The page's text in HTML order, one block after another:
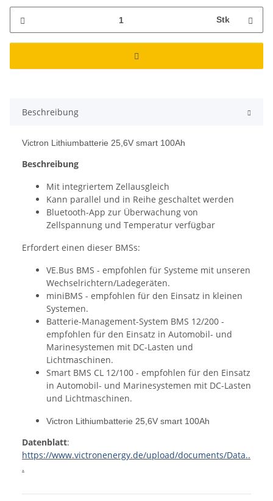
Stk
Beschreibung
Victron Lithiumbatterie 25,6V smart 100Ah
Beschreibung
Mit integriertem Zellausgleich
Kann parallel und in Reihe geschaltet werden
Bluetooth-App zur Überwachung von
Zellspannung und Temperatur verfügbar
Erfordert einen dieser BMSs:
VE.Bus BMS - empfohlen für Systeme mit unseren
Wechselrichtern/Ladegeräten.
miniBMS - empfohlen für den Einsatz in kleinen
Systemen.
Batterie-Management-System BMS 12/200 -
empfohlen für den Einsatz in Automobil- und
Marinesystemen mit DC-Lasten und
Lichtmaschinen.
Smart BMS CL 12/100 - empfohlen für den Einsatz
in Automobil- und Marinesystemen mit DC-Lasten
und Lichtmaschinen.
Victron Lithiumbatterie 25,6V smart 100Ah
Datenblatt:
https://www.victronenergy.de/upload/documents/Data..
.